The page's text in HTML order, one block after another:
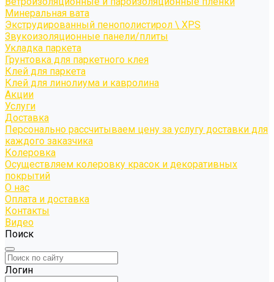
Минеральная вата
Экструдированный пенополистирол \ XPS
Звукоизоляционные панели/плиты
Укладка паркета
Грунтовка для паркетного клея
Клей для паркета
Клей для линолиума и кавролина
Акции
Услуги
Доставка
Персонально рассчитываем цену за услугу доставки для
каждого заказчика
Колеровка
Осуществляем колеровку красок и декоративных
покрытий
О нас
Оплата и доставка
Контакты
Видео
Поиск
Логин